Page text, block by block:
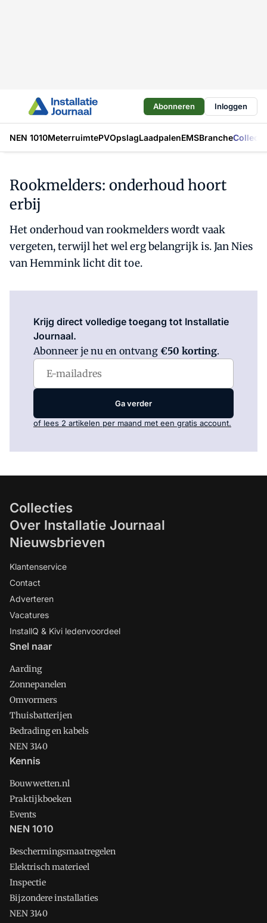
Abonneren Inloggen
NEN 1010MeterruimtePVOpslagLaadpalenEMSBranche
Rookmelders: onderhoud hoort
erbij
Het onderhoud van rookmelders wordt vaak
vergeten, terwijl het wel erg belangrijk is. Jan Nies
van Hemmink licht dit toe.
Krijg direct volledige toegang tot Installatie
Journaal.
Abonneer je nu en ontvang €50 korting.
Ga verder
of lees 2 artikelen per maand met een gratis account.
Collecties
Over Installatie Journaal
Nieuwsbrieven
Klantenservice
Contact
Adverteren
Vacatures
InstallQ & Kivi ledenvoordeel
Snel naar
Aarding
Zonnepanelen
Omvormers
Thuisbatterijen
Bedrading en kabels
NEN 3140
Kennis
Bouwwetten.nl
Praktijkboeken
Events
NEN 1010
Beschermingsmaatregelen
Elektrisch materieel
Inspectie
Bijzondere installaties
NEN 3140